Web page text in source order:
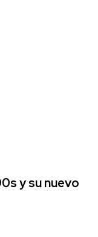
y su nuevo